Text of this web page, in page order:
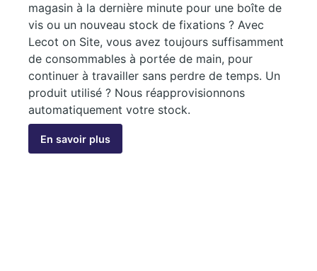
magasin à la dernière minute pour une boîte de
vis ou un nouveau stock de fixations ? Avec
Lecot on Site, vous avez toujours suffisamment
de consommables à portée de main, pour
continuer à travailler sans perdre de temps. Un
produit utilisé ? Nous réapprovisionnons
automatiquement votre stock.
En savoir plus